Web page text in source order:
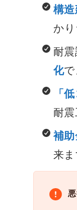
構
か
耐
化
「
耐
補
来